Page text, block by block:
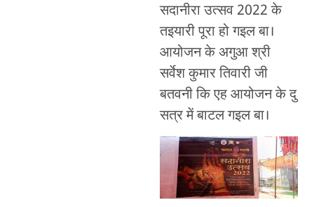
सदानीरा उत्सव 2022 के
तइयारी पूरा हो गइल बा।
आयोजन के अगुआ श्री
सर्वेश कुमार तिवारी जी
बतवनी कि एह आयोजन के दु
सत्र में बाटल गइल बा।